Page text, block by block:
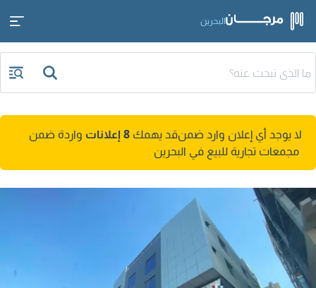
البحرين
لا يوجد أي إعلان وارد ضمنقد يهمك 8 إعلانات
واردة ضمن
مجمعات تجارية للبيع في البحرين